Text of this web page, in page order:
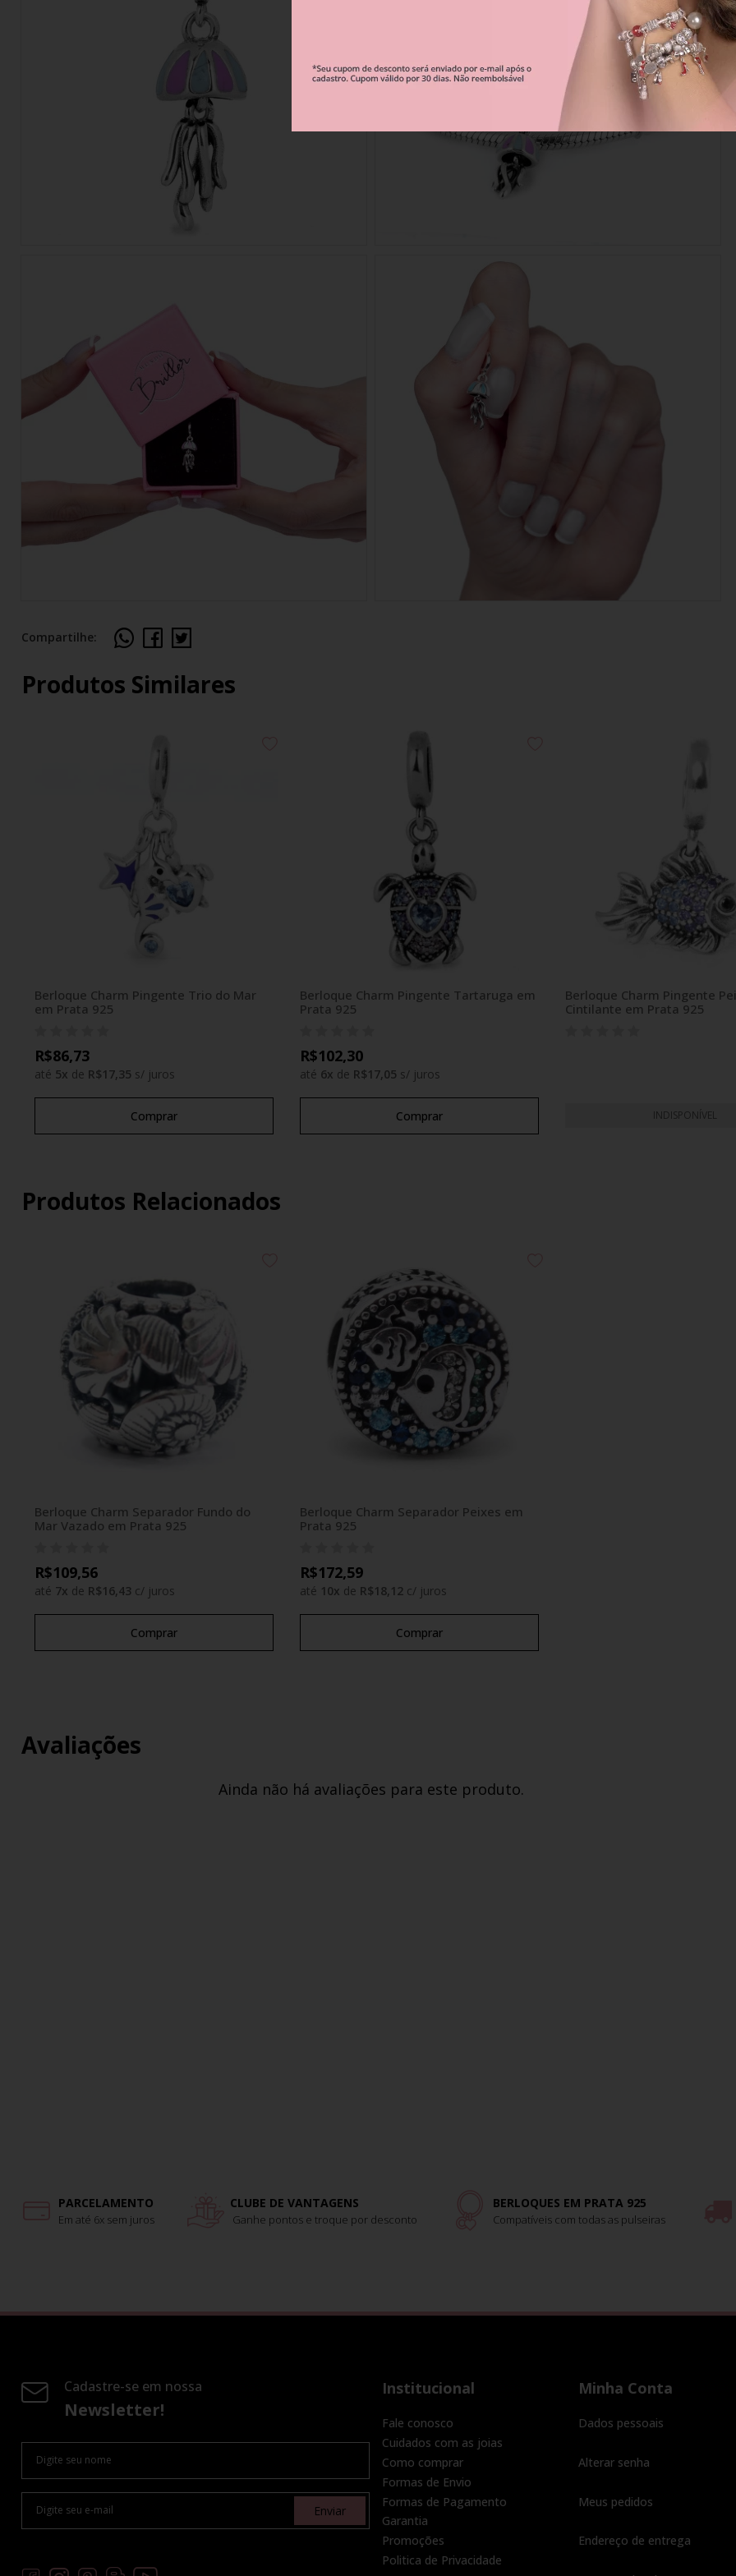
Berloque Viagem
Berloque Verão
Compartilhe:
Produtos Similares
Berloque Charm Pingente Trio do Mar
em Prata 925
R$86,73
até 5x de R$17,35 s/ juros
Comprar
Berloque Charm Pingente Tartaruga em
Prata 925
R$102,30
até 6x de R$17,05 s/ juros
Comprar
Berloque Charm Pingente
Cintilante em Prata 925
INDISPONÍVEL
Produtos Relacionados
Berloque Charm Separador Fundo do
Mar Vazado em Prata 925
R$109,56
até 7x de R$16,43 c/ juros
Comprar
Berloque Charm Separador Peixes em
Prata 925
R$172,59
até 10x de R$18,12 c/ juros
Comprar
Avaliações
Ainda não há avaliações para este produto.
PARCELAMENTO
Em até 6x sem juros
CLUBE DE VANTAGENS
Ganhe pontos e troque por desconto
BERLOQUES EM PRATA 925
Compatíveis com todas as pulseiras
Cadastre-se em nossa
Newsletter!
Enviar
Institucional
Fale conosco
Cuidados com as joias
Como comprar
Formas de Envio
Formas de Pagamento
Garantia
Promoções
Politica de Privacidade
Minha Conta
Dados pessoais
Alterar senha
Meus pedidos
Endereço de entrega